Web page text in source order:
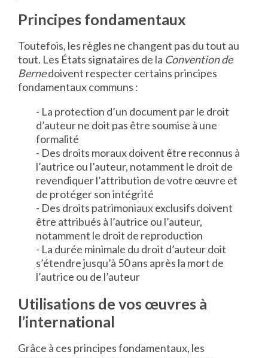
Principes fondamentaux
Toutefois, les règles ne changent pas du tout au
tout. Les États signataires de la Convention de
Bernedoivent respecter certains principes
fondamentaux communs :
- La protection d’un document par le droit
d’auteur ne doit pas être soumise à une
formalité
- Des droits moraux doivent être reconnus à
l’autrice ou l’auteur, notamment le droit de
revendiquer l’attribution de votre œuvre et
de protéger son intégrité
- Des droits patrimoniaux exclusifs doivent
être attribués à l’autrice ou l’auteur,
notamment le droit de reproduction
- La durée minimale du droit d’auteur doit
s’étendre jusqu’à 50 ans après la mort de
l’autrice ou de l’auteur
Utilisations de vos œuvres à
l’international
Grâce à ces principes fondamentaux, les